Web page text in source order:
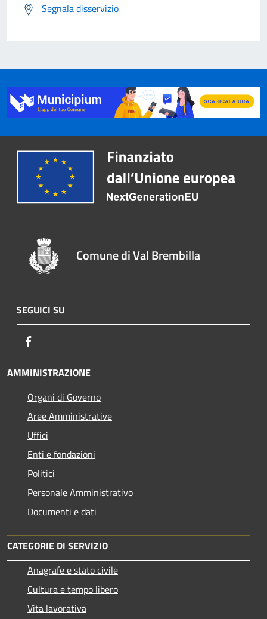
Segnala disservizio
Comune di Val Brembilla
SEGUICI SU
AMMINISTRAZIONE
Organi di Governo
Aree Amministrative
Uffici
Enti e fondazioni
Politici
Personale Amministrativo
Documenti e dati
CATEGORIE DI SERVIZIO
Anagrafe e stato civile
Cultura e tempo libero
Vita lavorativa